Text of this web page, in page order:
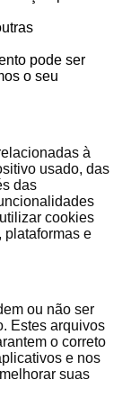
pode ser
o seu
à
usado, das
das
cookies
plataformas e
ou não ser
Estes arquivos
o correto
e nos
suas